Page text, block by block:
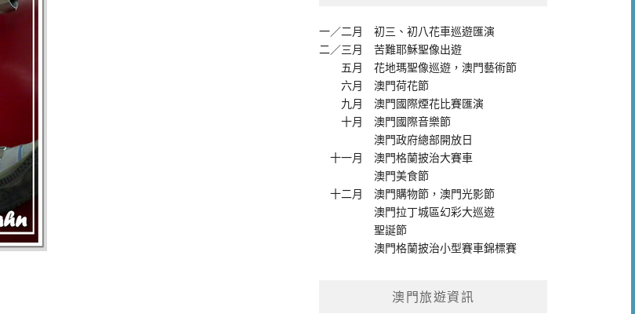
一／二月初三、初八花車巡遊匯演
二／三月苦難耶穌聖像出遊
五月花地瑪聖像巡遊 ，澳門藝術節
六月澳門荷花節
九月澳門國際煙花比賽匯演
十月澳門國際音樂節
澳門政府總部開放日
十一月澳門格蘭披治大賽車
澳門美食節
十二月澳門購物節 ，澳門光影節
澳門拉丁城區幻彩大巡遊
聖誕節
澳門格蘭披治小型賽車錦標賽
澳門旅遊資訊